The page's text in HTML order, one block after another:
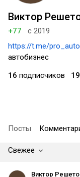
Виктор
+77
с 2019
https://t.me/
автобизнес
16 подписчиков 19
Посты
Свежее
Виктор